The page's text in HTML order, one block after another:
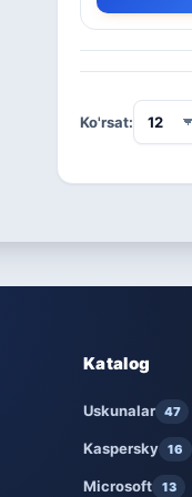
Ko'rsat:
Katalog
Uskunalar 47
Kaspersky 16
Microsoft 13